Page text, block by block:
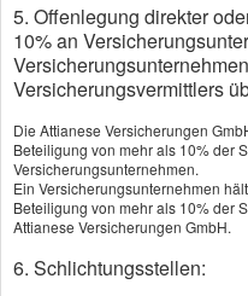
5. Offenlegung direkter
10% an
Versicherungsvermittlers
Die Attianese Versicherungen
Beteiligung von mehr als 10% der
Versicherungsunternehmen.
Ein Versicherungsunternehmen
Beteiligung von mehr als 10% der
Attianese Versicherungen GmbH.
6. Schlichtungsstellen: